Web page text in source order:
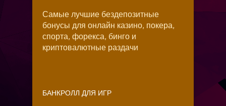
Самые лучшие бездепозитные
бонусы для онлайн казино, покера,
спорта, форекса, бинго и
криптовалютные раздачи
БАНКРОЛЛ ДЛЯ ИГР